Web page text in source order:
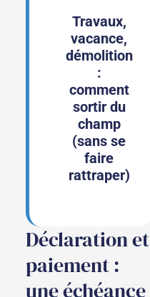
Travaux,
vacance,
démolition
:
comment
sortir du
champ
(sans se
faire
rattraper)
Déclaration et
paiement :
une échéance